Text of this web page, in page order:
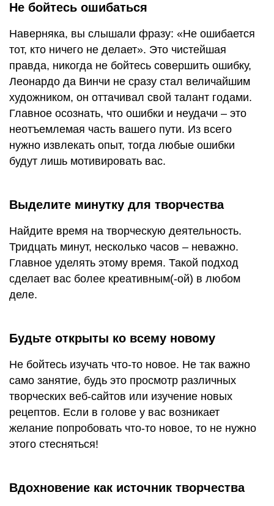
Не бойтесь ошибаться
Наверняка, вы слышали фразу: «Не ошибается
тот, кто ничего не делает». Это чистейшая
правда, никогда не бойтесь совершить ошибку,
Леонардо да Винчи не сразу стал величайшим
художником, он оттачивал свой талант годами.
Главное осознать, что ошибки и неудачи – это
неотъемлемая часть вашего пути. Из всего
нужно извлекать опыт, тогда любые ошибки
будут лишь мотивировать вас.
Выделите минутку для творчества
Найдите время на творческую деятельность.
Тридцать минут, несколько часов – неважно.
Главное уделять этому время. Такой подход
сделает вас более креативным(-ой) в любом
деле.
Будьте открыты ко всему новому
Не бойтесь изучать что-то новое. Не так важно
само занятие, будь это просмотр различных
творческих веб-сайтов или изучение новых
рецептов. Если в голове у вас возникает
желание попробовать что-то новое, то не нужно
этого стесняться!
Вдохновение как источник творчества